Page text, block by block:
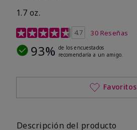
1.7 oz.
Calificación de clientes de 5 de 5
4.7 30 Reseñas
93% de los encuestados
recomendaría a un amigo.
Favoritos
Descripción del producto